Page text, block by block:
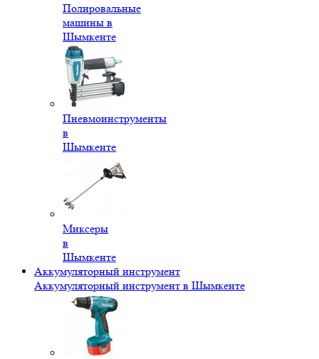
Полировальные
машины в
Шымкенте
Пневмоинструменты
в
Шымкенте
Миксеры
в
Шымкенте
Аккумуляторный инструмент
Аккумуляторный инструмент в Шымкенте